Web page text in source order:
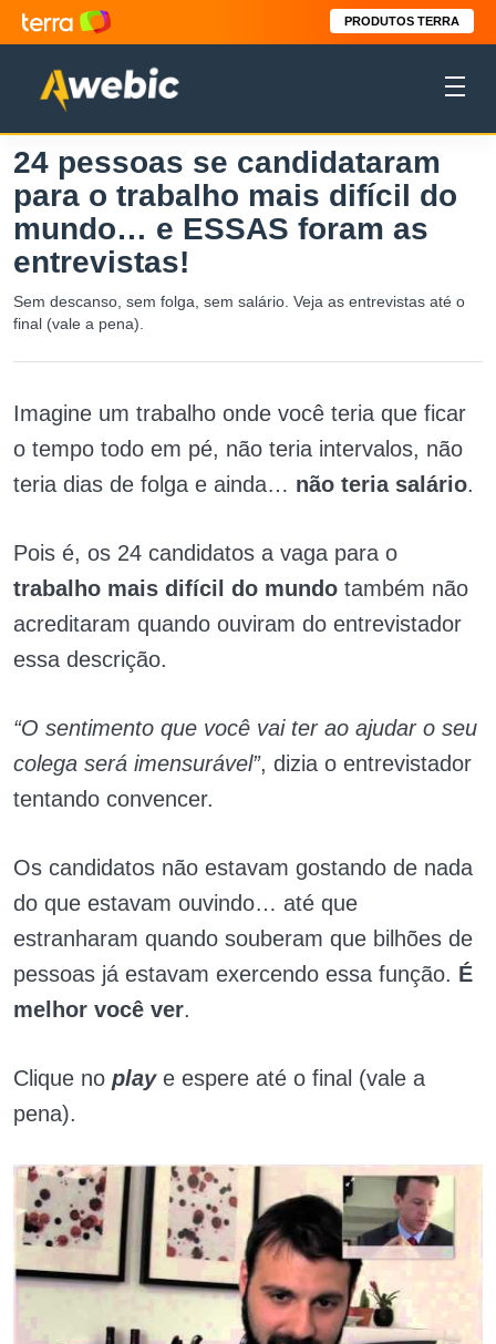
PRODUTOS TERRA
24 pessoas se candidataram
para o trabalho mais difícil do
mundo… e ESSAS foram as
entrevistas!
Sem descanso, sem folga, sem salário. Veja as entrevistas até o
final (vale a pena).
Imagine um trabalho onde você teria que ficar
o tempo todo em pé, não teria intervalos, não
teria dias de folga e ainda… não teria salário.
Pois é, os 24 candidatos a vaga para o
trabalho mais difícil do mundo também não
acreditaram quando ouviram do entrevistador
essa descrição.
“O sentimento que você vai ter ao ajudar o seu
colega será imensurável”, dizia o entrevistador
tentando convencer.
Os candidatos não estavam gostando de nada
do que estavam ouvindo… até que
estranharam quando souberam que bilhões de
pessoas já estavam exercendo essa função. É
melhor você ver.
Clique no playe espere até o final (vale a
pena).